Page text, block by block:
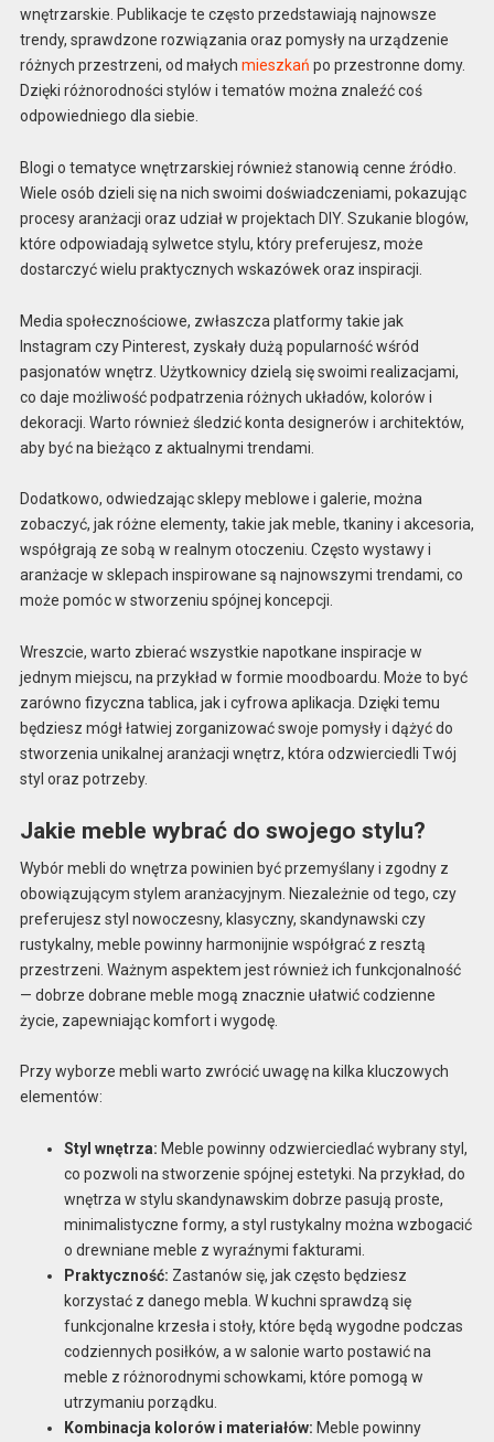
wnętrzarskie. Publikacje te często przedstawiają najnowsze
trendy, sprawdzone rozwiązania oraz pomysły na urządzenie
różnych przestrzeni, od małych mieszkań po przestronne domy.
Dzięki różnorodności stylów i tematów można znaleźć coś
odpowiedniego dla siebie.
Blogi o tematyce wnętrzarskiej również stanowią cenne źródło.
Wiele osób dzieli się na nich swoimi doświadczeniami, pokazując
procesy aranżacji oraz udział w projektach DIY. Szukanie blogów,
które odpowiadają sylwetce stylu, który preferujesz, może
dostarczyć wielu praktycznych wskazówek oraz inspiracji.
Media społecznościowe, zwłaszcza platformy takie jak
Instagram czy Pinterest, zyskały dużą popularność wśród
pasjonatów wnętrz. Użytkownicy dzielą się swoimi realizacjami,
co daje możliwość podpatrzenia różnych układów, kolorów i
dekoracji. Warto również śledzić konta designerów i architektów,
aby być na bieżąco z aktualnymi trendami.
Dodatkowo, odwiedzając sklepy meblowe i galerie, można
zobaczyć, jak różne elementy, takie jak meble, tkaniny i akcesoria,
współgrają ze sobą w realnym otoczeniu. Często wystawy i
aranżacje w sklepach inspirowane są najnowszymi trendami, co
może pomóc w stworzeniu spójnej koncepcji.
Wreszcie, warto zbierać wszystkie napotkane inspiracje w
jednym miejscu, na przykład w formie moodboardu. Może to być
zarówno fizyczna tablica, jak i cyfrowa aplikacja. Dzięki temu
będziesz mógł łatwiej zorganizować swoje pomysły i dążyć do
stworzenia unikalnej aranżacji wnętrz, która odzwierciedli Twój
styl oraz potrzeby.
Jakie meble wybrać do swojego stylu?
Wybór mebli do wnętrza powinien być przemyślany i zgodny z
obowiązującym stylem aranżacyjnym. Niezależnie od tego, czy
preferujesz styl nowoczesny, klasyczny, skandynawski czy
rustykalny, meble powinny harmonijnie współgrać z resztą
przestrzeni. Ważnym aspektem jest również ich funkcjonalność
— dobrze dobrane meble mogą znacznie ułatwić codzienne
życie, zapewniając komfort i wygodę.
Przy wyborze mebli warto zwrócić uwagę na kilka kluczowych
elementów:
Styl wnętrza: Meble powinny odzwierciedlać wybrany styl,
co pozwoli na stworzenie spójnej estetyki. Na przykład, do
wnętrza w stylu skandynawskim dobrze pasują proste,
minimalistyczne formy, a styl rustykalny można wzbogacić
o drewniane meble z wyraźnymi fakturami.
Praktyczność: Zastanów się, jak często będziesz
korzystać z danego mebla. W kuchni sprawdzą się
funkcjonalne krzesła i stoły, które będą wygodne podczas
codziennych posiłków, a w salonie warto postawić na
meble z różnorodnymi schowkami, które pomogą w
utrzymaniu porządku.
Kombinacja kolorów i materiałów: Meble powinny